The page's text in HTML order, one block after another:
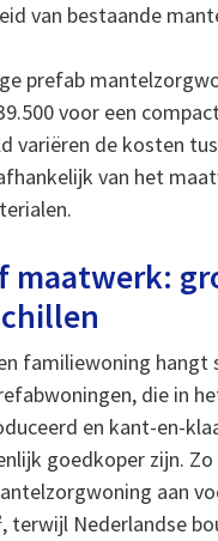
van bestaande
prefab
voor een
variëren de kosten
van het
maatwerk:
familiewoning hangt
die in
en kant-en-
goedkoper zijn.
aan
terwijl Nederlandse